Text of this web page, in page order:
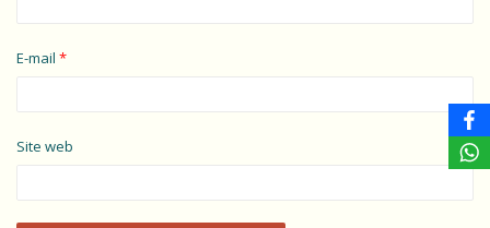
E-mail *
Site web